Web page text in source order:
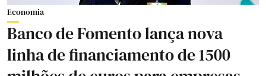
Economia
Banco de Fomento lança nova
linha de financiamento de 1500